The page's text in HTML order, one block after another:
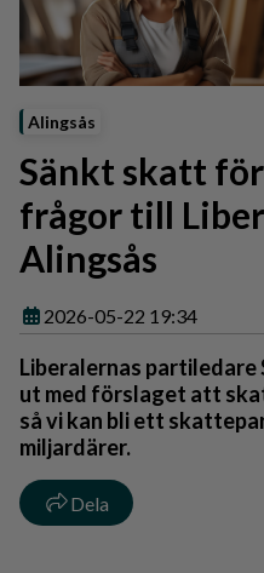
Alingsås
Sänkt skatt
frågor till
Alingsås
2026-05-22 19:34
Liberalernas partiledare
ut med förslaget att
så vi kan bli ett
miljardärer.
Dela